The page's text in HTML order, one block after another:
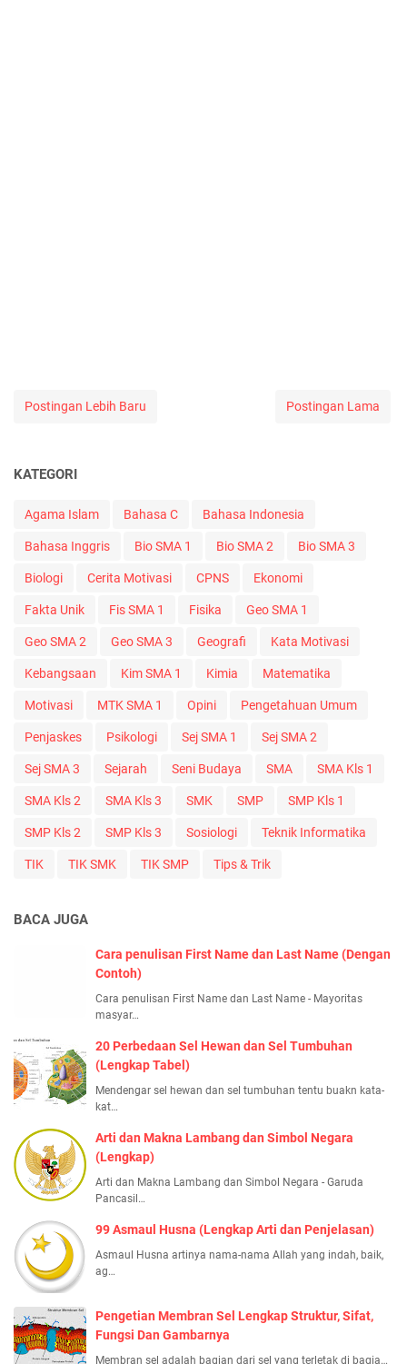
Postingan Lebih Baru Postingan Lama
KATEGORI
Agama Islam Bahasa C Bahasa Indonesia
Bahasa Inggris Bio SMA 1 Bio SMA 2 Bio SMA 3
Biologi Cerita Motivasi CPNS Ekonomi
Fakta Unik Fis SMA 1 Fisika Geo SMA 1
Geo SMA 2 Geo SMA 3 Geografi Kata Motivasi
Kebangsaan Kim SMA 1 Kimia Matematika
Motivasi MTK SMA 1 Opini Pengetahuan Umum
Penjaskes Psikologi Sej SMA 1 Sej SMA 2
Sej SMA 3 Sejarah Seni Budaya SMA SMA Kls 1
SMA Kls 2 SMA Kls 3 SMK SMP SMP Kls 1
SMP Kls 2 SMP Kls 3 Sosiologi Teknik Informatika
TIK TIK SMK TIK SMP Tips & Trik
BACA JUGA
Cara penulisan First Name dan Last Name (Dengan
Contoh)
Cara penulisan First Name dan Last Name - Mayoritas
masyar…
20 Perbedaan Sel Hewan dan Sel Tumbuhan
(Lengkap Tabel)
Mendengar sel hewan dan sel tumbuhan tentu buakn kata-
kat…
Arti dan Makna Lambang dan Simbol Negara
(Lengkap)
Arti dan Makna Lambang dan Simbol Negara - Garuda
Pancasil…
99 Asmaul Husna (Lengkap Arti dan Penjelasan)
Asmaul Husna artinya nama-nama Allah yang indah, baik,
ag…
Pengetian Membran Sel Lengkap Struktur, Sifat,
Fungsi Dan Gambarnya
Membran sel adalah bagian dari sel yang terletak di bagia…